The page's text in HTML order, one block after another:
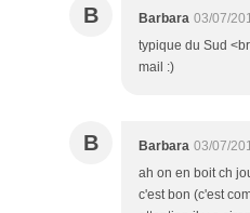
B Barbara 03/07/
typique du Sud
mail :)
B Barbara 03/07/
ah on en boit ch
c'est bon (c'est